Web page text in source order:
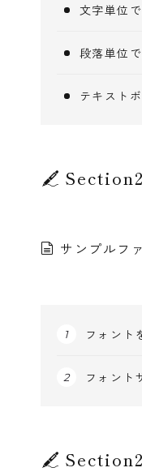
文字単位
段落単位
テキスト
サンプルフ
フォント
フォント